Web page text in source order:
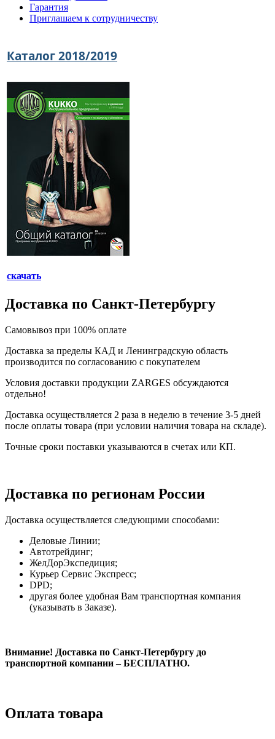
Гарантия
Приглашаем к сотрудничеству
Каталог 2018/2019
скачать
Доставка по Санкт-Петербургу
Самовывоз при 100% оплате
Доставка за пределы КАД и Ленинградскую область
производится по согласованию с покупателем
Условия доставки продукции ZARGES обсуждаются
отдельно!
Доставка осуществляется 2 раза в неделю в течение 3-5 дней
после оплаты товара (при условии наличия товара на складе).
Точные сроки поставки указываются в счетах или КП.
Доставка по регионам России
Доставка осуществляется следующими способами:
Деловые Линии;
Автотрейдинг;
ЖелДорЭкспедиция;
Курьер Сервис Экспресс;
DPD;
другая более удобная Вам транспортная компания
(указывать в Заказе).
Внимание! Доставка по Санкт-Петербургу до
транспортной компании – БЕСПЛАТНО.
Оплата товара